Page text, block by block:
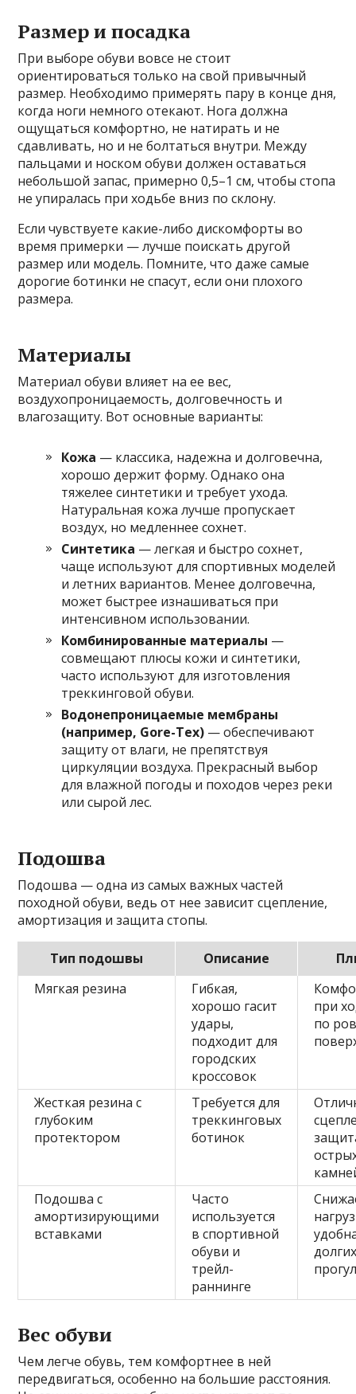
Размер и посадка
При выборе обуви вовсе не стоит
ориентироваться только на свой привычный
размер. Необходимо примерять пару в конце дня,
когда ноги немного отекают. Нога должна
ощущаться комфортно, не натирать и не
сдавливать, но и не болтаться внутри. Между
пальцами и носком обуви должен оставаться
небольшой запас, примерно 0,5–1 см, чтобы стопа
не упиралась при ходьбе вниз по склону.
Если чувствуете какие-либо дискомфорты во
время примерки — лучше поискать другой
размер или модель. Помните, что даже самые
дорогие ботинки не спасут, если они плохого
размера.
Материалы
Материал обуви влияет на ее вес,
воздухопроницаемость, долговечность и
влагозащиту. Вот основные варианты:
Кожа — классика, надежна и долговечна,
хорошо держит форму. Однако она
тяжелее синтетики и требует ухода.
Натуральная кожа лучше пропускает
воздух, но медленнее сохнет.
Синтетика — легкая и быстро сохнет,
чаще используют для спортивных моделей
и летних вариантов. Менее долговечна,
может быстрее изнашиваться при
интенсивном использовании.
Комбинированные материалы —
совмещают плюсы кожи и синтетики,
часто используют для изготовления
треккинговой обуви.
Водонепроницаемые мембраны
(например, Gore-Tex) — обеспечивают
защиту от влаги, не препятствуя
циркуляции воздуха. Прекрасный выбор
для влажной погоды и походов через реки
или сырой лес.
Подошва
Подошва — одна из самых важных частей
походной обуви, ведь от нее зависит сцепление,
амортизация и защита стопы.
Тип подошвы Описание
Мягкая резина
Гибкая,
хорошо гасит
удары,
подходит для
городских
кроссовок
при
по
Жесткая резина с
глубоким
протектором
Требуется для
треккинговых
ботинок
Подошва с
амортизирующими
вставками
Часто
используется
в спортивной
обуви и
трейл-
раннинге
Вес обуви
Чем легче обувь, тем комфортнее в ней
передвигаться, особенно на большие расстояния.